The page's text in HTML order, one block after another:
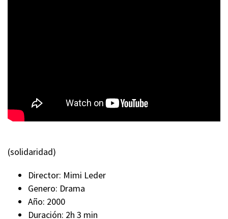
(solidaridad)
Director: Mimi Leder
Genero: Drama
Año: 2000
Duración: 2h 3 min